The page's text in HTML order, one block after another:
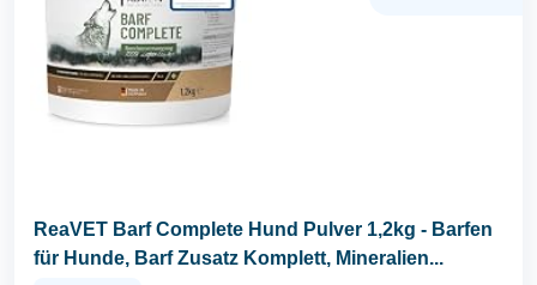
ReaVET Barf Complete Hund Pulver 1,2kg - Barfen
für Hunde, Barf Zusatz Komplett, Mineralien...